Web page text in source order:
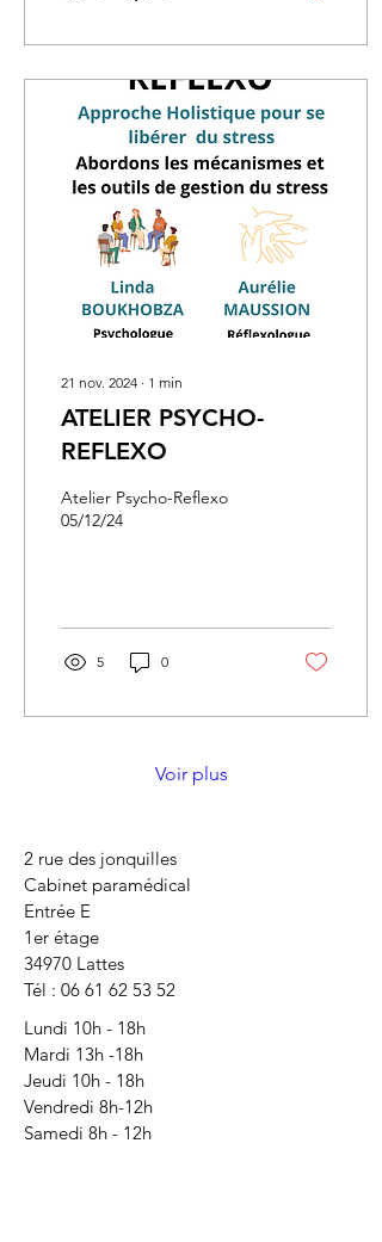
21 nov. 2024 ∙ 1 min
ATELIER PSYCHO-
REFLEXO
Atelier Psycho-Reflexo
05/12/24
5 0
Voir plus
2 rue des jonquilles
Cabinet paramédical
Entrée E
1er étage
34970 Lattes
Tél : 06 61 62 53 52
Lundi 10h - 18h
Mardi 13h -18h
Jeudi 10h - 18h
Vendredi 8h-12h
Samedi 8h - 12h